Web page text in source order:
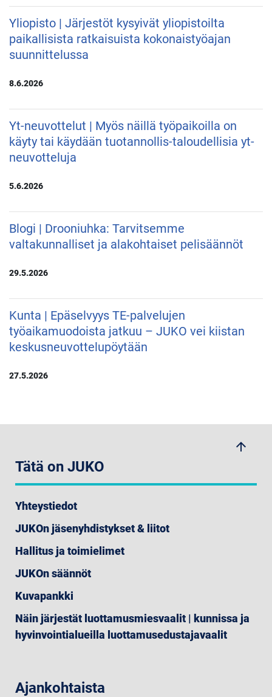
Yliopisto | Järjestöt kysyivät yliopistoilta
paikallisista ratkaisuista kokonaistyöajan
suunnittelussa
8.6.2026
Yt-neuvottelut | Myös näillä työpaikoilla on
käyty tai käydään tuotannollis-taloudellisia yt-
neuvotteluja
5.6.2026
Blogi | Drooniuhka: Tarvitsemme
valtakunnalliset ja alakohtaiset pelisäännöt
29.5.2026
Kunta | Epäselvyys TE-palvelujen
työaikamuodoista jatkuu – JUKO vei kiistan
keskusneuvottelupöytään
27.5.2026
arrow_upwards
Tätä on JUKO
Yhteystiedot
JUKOn jäsenyhdistykset & liitot
Hallitus ja toimielimet
JUKOn säännöt
Kuvapankki
Näin järjestät luottamusmiesvaalit | kunnissa ja
hyvinvointialueilla luottamusedustajavaalit
Ajankohtaista